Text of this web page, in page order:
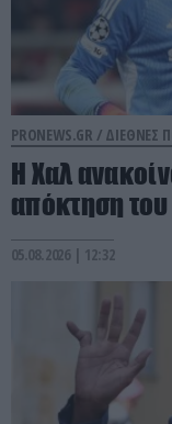
PRONEWS.GR / ΔΙΕΘΝΕΣ
Η Χαλ
απόκτηση
05.08.2026 | 12:32